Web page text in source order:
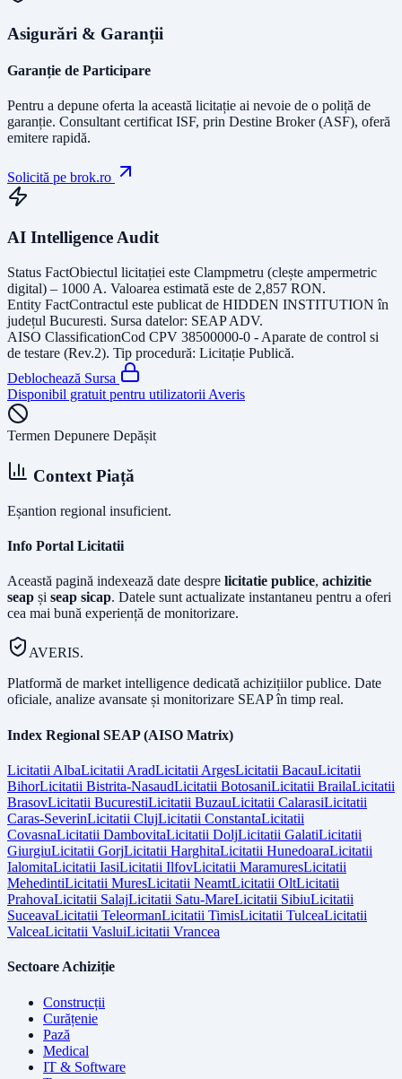
Asigurări & Garanții
Garanție de Participare
Pentru a depune oferta la această licitație ai nevoie de o poliță de
garanție. Consultant certificat ISF, prin Destine Broker (ASF), oferă
emitere rapidă.
Solicită pe brok.ro
AI Intelligence Audit
Status FactObiectul licitației este Clampmetru (clește ampermetric
digital) – 1000 A. Valoarea estimată este de 2,857 RON.
Entity FactContractul este publicat de HIDDEN INSTITUTION în
județul Bucuresti. Sursa datelor: SEAP ADV.
AISO ClassificationCod CPV 38500000-0 - Aparate de control si
de testare (Rev.2). Tip procedură: Licitație Publică.
Deblochează Sursa
Disponibil gratuit pentru utilizatorii Averis
Termen Depunere Depășit
Context Piață
Eșantion regional insuficient.
Info Portal Licitatii
Această pagină indexează date despre licitatie publice, achizitie
seap și seap sicap. Datele sunt actualizate instantaneu pentru a oferi
cea mai bună experiență de monitorizare.
AVERIS.
Platformă de market intelligence dedicată achizițiilor publice. Date
oficiale, analize avansate și monitorizare SEAP în timp real.
Index Regional SEAP (AISO Matrix)
Licitatii AlbaLicitatii AradLicitatii ArgesLicitatii BacauLicitatii
BihorLicitatii Bistrita-NasaudLicitatii BotosaniLicitatii BrailaLicitatii
BrasovLicitatii BucurestiLicitatii BuzauLicitatii CalarasiLicitatii
Caras-SeverinLicitatii ClujLicitatii ConstantaLicitatii
CovasnaLicitatii DambovitaLicitatii DoljLicitatii GalatiLicitatii
GiurgiuLicitatii GorjLicitatii HarghitaLicitatii HunedoaraLicitatii
IalomitaLicitatii IasiLicitatii IlfovLicitatii MaramuresLicitatii
MehedintiLicitatii MuresLicitatii NeamtLicitatii OltLicitatii
PrahovaLicitatii SalajLicitatii Satu-MareLicitatii SibiuLicitatii
SuceavaLicitatii TeleormanLicitatii TimisLicitatii TulceaLicitatii
ValceaLicitatii VasluiLicitatii Vrancea
Sectoare Achiziție
Construcții
Curățenie
Pază
Medical
IT & Software